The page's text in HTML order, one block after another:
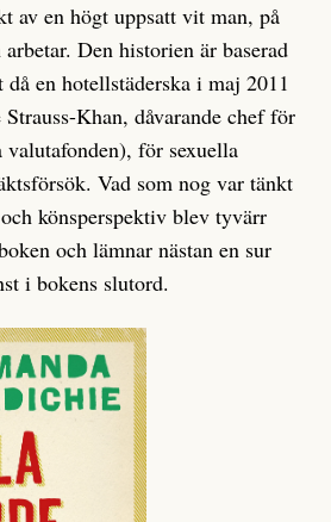
av en högt uppsatt vit man, på
Den historien är baserad
en hotellstäderska i maj 2011
Khan, dåvarande chef för
för sexuella
Vad som nog var tänkt
könsperspektiv blev tyvärr
och lämnar nästan en sur
i bokens slutord.